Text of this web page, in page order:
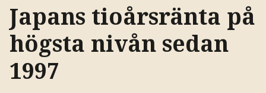
Japans tioårsränta på
högsta nivån sedan
1997